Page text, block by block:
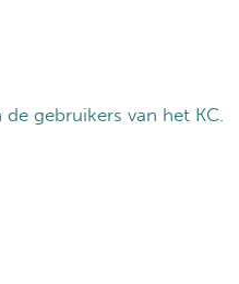
gebruikers van het KC.